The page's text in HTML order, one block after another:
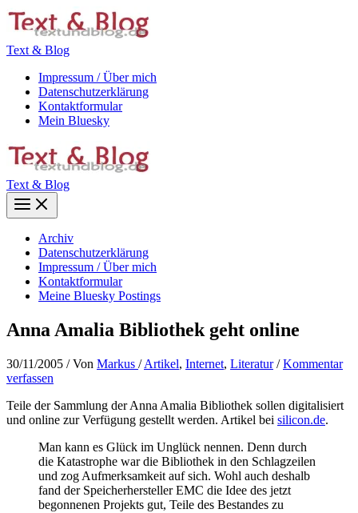
Zum
Inhalt
Text & Blog
Impressum / Über mich
Datenschutzerklärung
Kontaktformular
Mein Bluesky
Text & Blog
Main
Menu
Archiv
Datenschutzerklärung
Impressum / Über mich
Kontaktformular
Meine Bluesky Postings
Anna Amalia Bibliothek geht online
30/11/2005 / Von Markus /Artikel, Internet, Literatur/Kommentar
verfassen
Teile der Sammlung der Anna Amalia Bibliothek sollen digitalisiert
und online zur Verfügung gestellt werden. Artikel bei silicon.de.
Man kann es Glück im Unglück nennen. Denn durch
die Katastrophe war die Bibliothek in den Schlagzeilen
und zog Aufmerksamkeit auf sich. Wohl auch deshalb
fand der Speicherhersteller EMC die Idee des jetzt
begonnenen Projekts gut, Teile des Bestandes zu